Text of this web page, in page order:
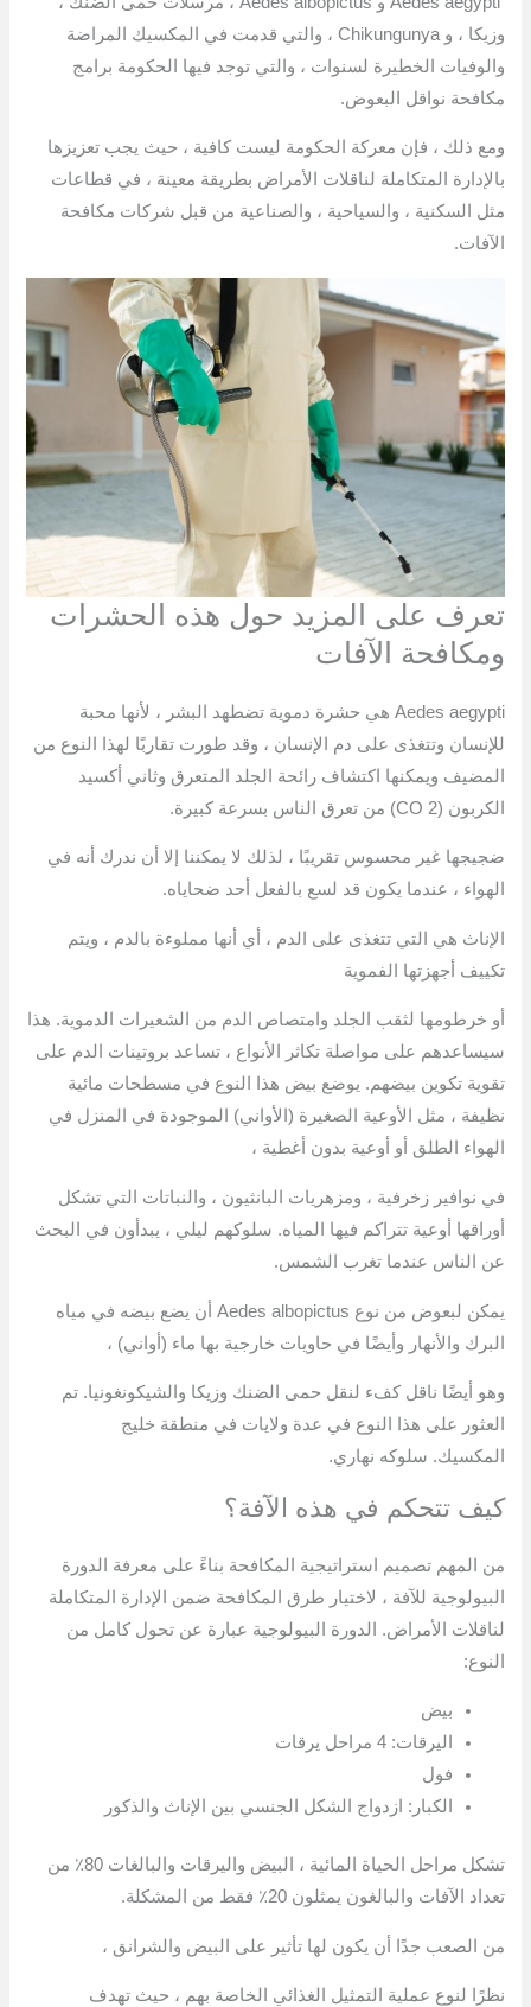
وزيكا ، و Chikungunya ، والتي قدمت في المكسيك المراضة
والوفيات الخطيرة لسنوات ، والتي توجد فيها الحكومة برامج
مكافحة نواقل البعوض.
ومع ذلك ، فإن معركة الحكومة ليست كافية ، حيث يجب تعزيزها
بالإدارة المتكاملة لناقلات الأمراض بطريقة معينة ، في قطاعات
مثل السكنية ، والسياحية ، والصناعية من قبل شركات مكافحة
الآفات.
تعرف على المزيد حول هذه الحشرات
ومكافحة الآفات
Aedes aegypti هي حشرة دموية تضطهد البشر ، لأنها محبة
للإنسان وتتغذى على دم الإنسان ، وقد طورت تقاربًا لهذا النوع من
المضيف ويمكنها اكتشاف رائحة الجلد المتعرق وثاني أكسيد
الكربون (CO 2) من تعرق الناس بسرعة كبيرة.
ضجيجها غير محسوس تقريبًا ، لذلك لا يمكننا إلا أن ندرك أنه في
الهواء ، عندما يكون قد لسع بالفعل أحد ضحاياه.
الإناث هي التي تتغذى على الدم ، أي أنها مملوءة بالدم ، ويتم
تكييف أجهزتها الفموية
أو خرطومها لثقب الجلد وامتصاص الدم من الشعيرات الدموية. هذا
سيساعدهم على مواصلة تكاثر الأنواع ، تساعد بروتينات الدم على
تقوية تكوين بيضهم. يوضع بيض هذا النوع في مسطحات مائية
نظيفة ، مثل الأوعية الصغيرة (الأواني) الموجودة في المنزل في
الهواء الطلق أو أوعية بدون أغطية ،
في نوافير زخرفية ، ومزهريات البانثيون ، والنباتات التي تشكل
أوراقها أوعية تتراكم فيها المياه. سلوكهم ليلي ، يبدأون في البحث
عن الناس عندما تغرب الشمس.
يمكن لبعوض من نوع Aedes albopictus أن يضع بيضه في مياه
البرك والأنهار وأيضًا في حاويات خارجية بها ماء (أواني) ،
وهو أيضًا ناقل كفء لنقل حمى الضنك وزيكا والشيكونغونيا. تم
العثور على هذا النوع في عدة ولايات في منطقة خليج
المكسيك. سلوكه نهاري.
كيف تتحكم في هذه الآفة؟
من المهم تصميم استراتيجية المكافحة بناءً على معرفة الدورة
البيولوجية للآفة ، لاختيار طرق المكافحة ضمن الإدارة المتكاملة
لناقلات الأمراض. الدورة البيولوجية عبارة عن تحول كامل من
النوع:
بيض
اليرقات: 4 مراحل يرقات
فول
الكبار: ازدواج الشكل الجنسي بين الإناث والذكور
تشكل مراحل الحياة المائية ، البيض واليرقات والبالغات 80٪ من
تعداد الآفات والبالغون يمثلون 20٪ فقط من المشكلة.
من الصعب جدًا أن يكون لها تأثير على البيض والشرانق ،
نظرًا لنوع عملية التمثيل الغذائي الخاصة بهم ، حيث تهدف